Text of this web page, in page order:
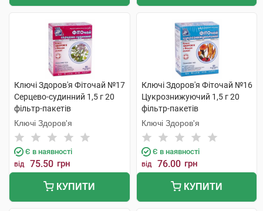
Ключі Здоров'я Фіточай №17
Серцево-судинний 1,5 г 20
фільтр-пакетів
Ключі Здоров'я
Є в наявності
від 75.50 грн
КУПИТИ
Ключі Здоров'я Фіточай №16
Цукрознижуючий 1,5 г 20
фільтр-пакетів
Ключі Здоров'я
Є в наявності
від 76.00 грн
КУПИТИ